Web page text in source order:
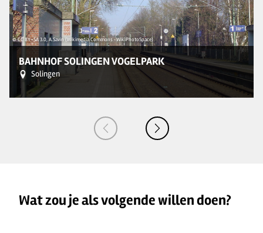
© CC BY-SA 3.0, A.Savin (Wikimedia Commons · WikiPhotoSpace)
BAHNHOF SOLINGEN VOGELPARK
Solingen
Wat zou je als volgende willen doen?